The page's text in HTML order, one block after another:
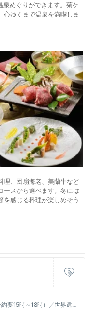
泉めぐりができます。菊ケ
心ゆくまで温泉を満喫しま
理、団扇海老、美蘭牛など
ースから選べます。冬には
を感じる料理が楽しめそう
要15時～18時）／世界遺産